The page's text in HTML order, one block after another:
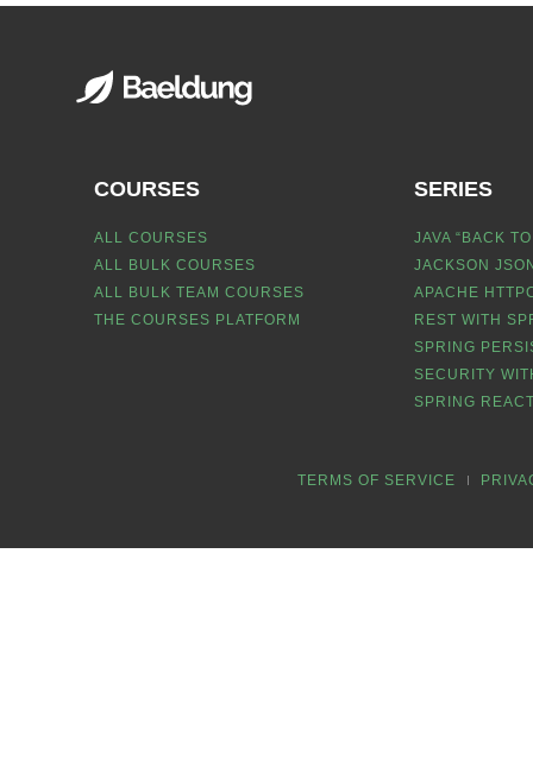
COURSES
ALL COURSES
ALL BULK COURSES
ALL BULK TEAM COURSES
THE COURSES PLATFORM
SERIES
JAVA “BACK
JACKSON
APACHE
REST WITH
SPRING
SECURITY
SPRING
TERMS OF SERVICE